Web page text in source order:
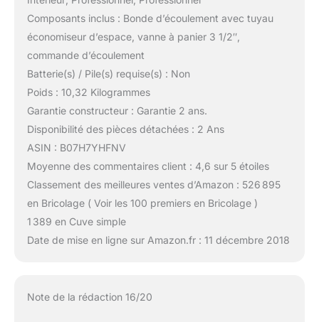
Composants inclus : Bonde d’écoulement avec tuyau
économiseur d’espace, vanne à panier 3 1/2″,
commande d’écoulement
Batterie(s) / Pile(s) requise(s) : Non
Poids : 10,32 Kilogrammes
Garantie constructeur : Garantie 2 ans.
Disponibilité des pièces détachées : 2 Ans
ASIN : B07H7YHFNV
Moyenne des commentaires client : 4,6 sur 5 étoiles
Classement des meilleures ventes d’Amazon : 526 895
en Bricolage ( Voir les 100 premiers en Bricolage )
1 389 en Cuve simple
Date de mise en ligne sur Amazon.fr : 11 décembre 2018
Note de la rédaction 16/20